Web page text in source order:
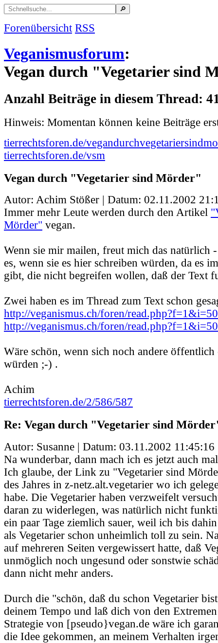
Forenübersicht RSS
Veganismusforum:
Vegan durch "Vegetarier sind
Anzahl Beiträge in diesem Thread:
Hinweis: Momentan können keine Beiträge
tierrechtsforen.de/
tierrechtsforen.de/vsm
Vegan durch "Vegetarier sind Mörder"
Autor: Achim Stößer | Datum: 02.11.2002
Immer mehr Leute werden durch den Artikel
Mörder" vegan.
Wenn sie mir mailen, freut mich das natürlich -
es, wenn sie es hier schreiben würden, da es
gibt, die nicht begreifen wollen, daß der Text
Zwei haben es im Thread zum Text schon
http://veganismus.ch/foren/
http://veganismus.ch/foren/
Wäre schön, wenn sich noch andere öffentlich
würden ;-) .
Achim
tierrechtsforen.de/2/586/587
Re: Vegan durch "Vegetarier sind
Autor: Susanne | Datum: 03.11.2002 11:45:16
Na wunderbar, dann mach ich es jetzt auch
Ich glaube, der Link zu "Vegetarier sind
des Jahres in z-netz.alt.vegetarier wo ich
habe. Die Vegetarier haben verzweifelt
daran zu widerlegen, was natürlich nicht
ein paar Tage ziemlich sauer, weil ich bis
als Vegetarier schon unheimlich toll zu sein.
auf mehreren Seiten vergewissert hatte, daß
unmöglich noch ungesund oder sonstwie
dann nicht mehr anders.
Durch die "schön, daß du schon Vegetarier
deinem Tempo und laß dich von den
Strategie von [pseudo}vegan.de wäre ich
die Idee gekommen, an meinem Verhalten